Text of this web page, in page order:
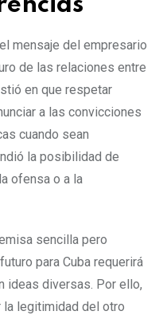
mensaje del empresario
de las relaciones entre
en que respetar
a las convicciones
cuando sean
la posibilidad de
ofensa o a la
sencilla pero
para Cuba requerirá
ideas diversas. Por ello,
la legitimidad del otro